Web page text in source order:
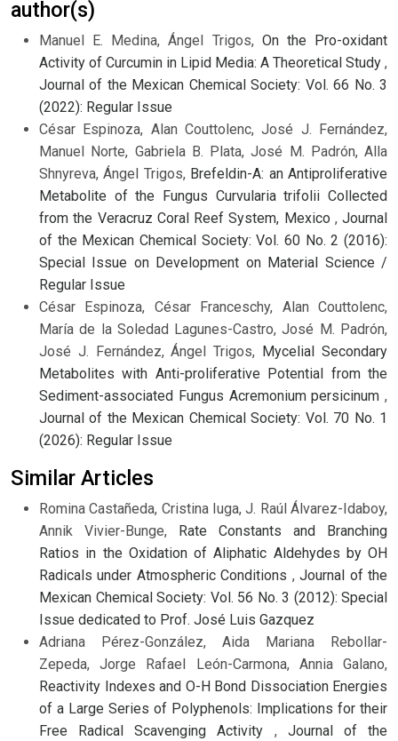
author(s)
Manuel E. Medina, Ángel Trigos, On the Pro-oxidant
Activity of Curcumin in Lipid Media: A Theoretical Study ,
Journal of the Mexican Chemical Society: Vol. 66 No. 3
(2022): Regular Issue
César Espinoza, Alan Couttolenc, José J. Fernández,
Manuel Norte, Gabriela B. Plata, José M. Padrón, Alla
Shnyreva, Ángel Trigos, Brefeldin-A: an Antiproliferative
Metabolite of the Fungus Curvularia trifolii Collected
from the Veracruz Coral Reef System, Mexico , Journal
of the Mexican Chemical Society: Vol. 60 No. 2 (2016):
Special Issue on Development on Material Science /
Regular Issue
César Espinoza, César Franceschy, Alan Couttolenc,
María de la Soledad Lagunes-Castro, José M. Padrón,
José J. Fernández, Ángel Trigos, Mycelial Secondary
Metabolites with Anti-proliferative Potential from the
Sediment-associated Fungus Acremonium persicinum ,
Journal of the Mexican Chemical Society: Vol. 70 No. 1
(2026): Regular Issue
Similar Articles
Romina Castañeda, Cristina Iuga, J. Raúl Álvarez-Idaboy,
Annik Vivier-Bunge,
Rate Constants and Branching
Ratios in the Oxidation of Aliphatic Aldehydes by OH
Radicals under Atmospheric Conditions ,Journal of the
Mexican Chemical Society: Vol. 56 No. 3 (2012): Special
Issue dedicated to Prof. José Luis Gazquez
Adriana Pérez-González, Aida Mariana Rebollar-
Zepeda, Jorge Rafael León-Carmona, Annia Galano,
Reactivity Indexes and O-H Bond Dissociation Energies
of a Large Series of Polyphenols: Implications for their
Free Radical Scavenging Activity , Journal of the